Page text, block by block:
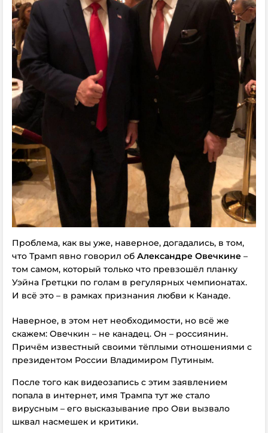
Проблема, как вы уже, наверное, догадались, в том,
что Трамп явно говорил об Александре Овечкине –
том самом, который только что превзошёл планку
Уэйна Гретцки по голам в регулярных чемпионатах.
И всё это – в рамках признания любви к Канаде.
Наверное, в этом нет необходимости, но всё же
скажем: Овечкин – не канадец. Он – россиянин.
Причём известный своими тёплыми отношениями с
президентом России Владимиром Путиным.
После того как видеозапись с этим заявлением
попала в интернет, имя Трампа тут же стало
вирусным – его высказывание про Ови вызвало
шквал насмешек и критики.